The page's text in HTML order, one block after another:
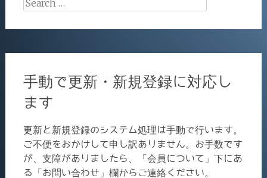
手動で更新・新規登録に対応し
ます
更新と新規登録のシステム処理は手動で行います。
ご不便をおかけして申し訳ありません。お手数です
が、支障がありましたら、「会員について」下にあ
る「お問い合わせ」欄からご連絡ください。